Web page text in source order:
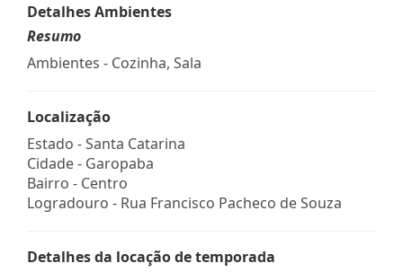
Detalhes Ambientes
Resumo
Ambientes - Cozinha, Sala
Localização
Estado -Santa Catarina
Cidade - Garopaba
Bairro - Centro
Logradouro - Rua Francisco Pacheco de Souza
Detalhes da locação de temporada